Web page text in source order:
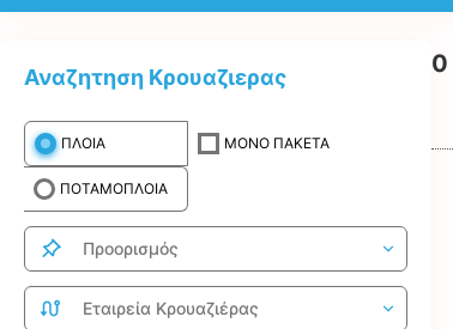
Αναζητηση Κρουαζιερας
ΠΛΟΙΑ
ΠΟΤΑΜΟΠΛΟΙΑ
ΜΟΝΟ ΠΑΚΕΤΑ
0